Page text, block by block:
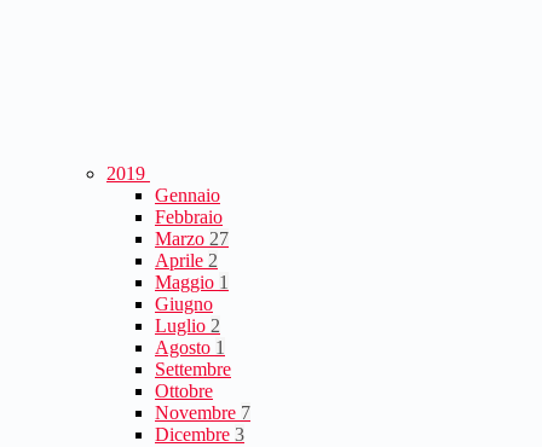
2019
Gennaio
Febbraio
Marzo 27
Aprile 2
Maggio 1
Giugno
Luglio 2
Agosto 1
Settembre
Ottobre
Novembre 7
Dicembre 3